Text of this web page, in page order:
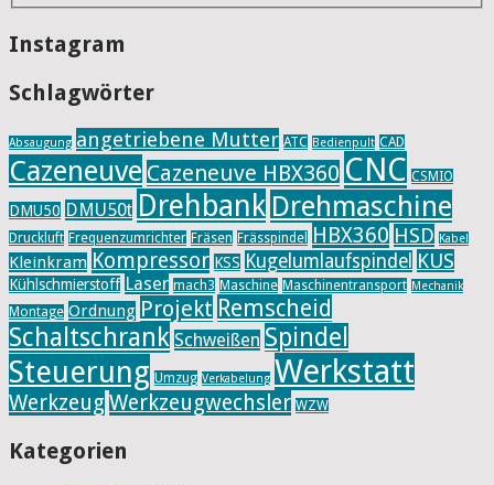
Instagram
Schlagwörter
Absaugung angetriebene Mutter ATC Bedienpult CAD
Cazeneuve Cazeneuve HBX360 CNC CSMIO
DMU50 DMU50t Drehbank Drehmaschine
Druckluft Frequenzumrichter Fräsen Frässpindel HBX360 HSD Kabel
Kleinkram Kompressor KSS Kugelumlaufspindel KUS
Kühlschmierstoff Laser mach3 Maschine Maschinentransport Mechanik
Montage Ordnung Projekt Remscheid
Schaltschrank Schweißen Spindel
Steuerung Umzug Verkabelung Werkstatt
Werkzeug Werkzeugwechsler WZW
Kategorien